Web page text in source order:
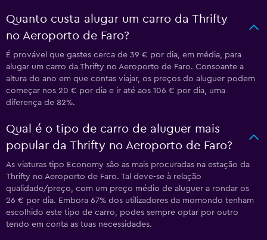
Quanto custa alugar um carro da Thrifty
no Aeroporto de Faro?
É provável que gastes cerca de 39 € por dia, em média, para
alugar um carro da Thrifty no Aeroporto de Faro. Consoante a
altura do ano em que contas viajar, os preços do aluguer podem
começar nos 20 € por dia e ir até aos 106 € por dia, uma
diferença de 82%.
Qual é o tipo de carro de aluguer mais
popular da Thrifty no Aeroporto de Faro?
As viaturas tipo Economy são as mais procuradas na estação da
Thrifty no Aeroporto de Faro. Tal deve-se à relação
qualidade/preço, com um preço médio de aluguer a rondar os
26 € por dia. Embora 67% dos utilizadores da momondo tenham
escolhido este tipo de carro, podes sempre optar por outro
tendo em conta as tuas necessidades.